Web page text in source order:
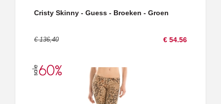
Cristy Skinny - Guess - Broeken - Groen
€ 136,40 € 54.56